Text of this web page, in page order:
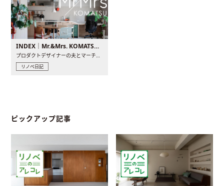
INDEX｜Mr.&Mrs. KOMATSU renovation diary
プロダクトデザイナーの夫とマーチャンダイザーの妻が、夫婦で..
リノベ日記
ピックアップ記事